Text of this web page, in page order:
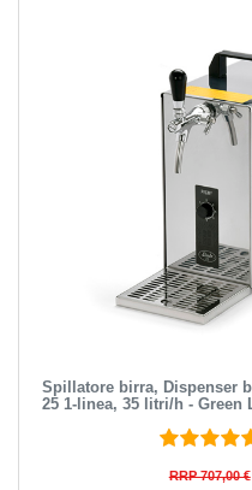
Spillatore birra, Dispenser
25 1-linea, 35 litri/h - Green
RRP 707,00 €